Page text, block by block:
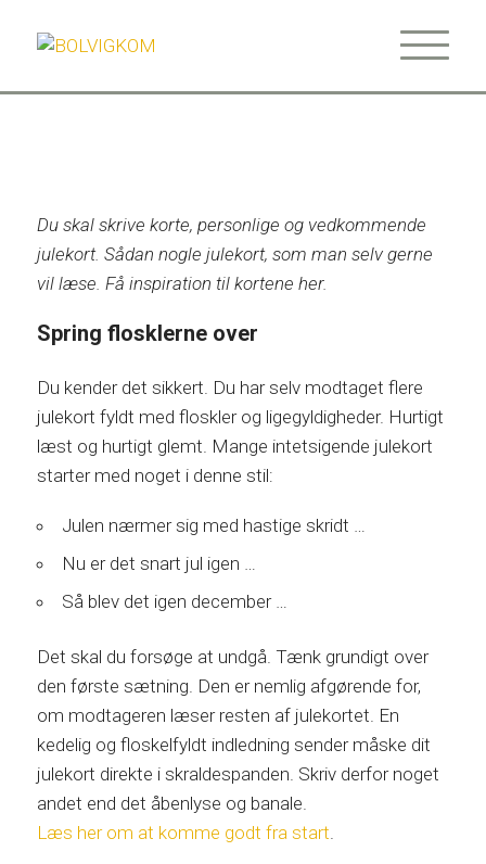
Du skal skrive korte, personlige og vedkommende
julekort. Sådan nogle julekort, som man selv gerne
vil læse. Få inspiration til kortene her.
Spring flosklerne over
Du kender det sikkert. Du har selv modtaget flere
julekort fyldt med floskler og ligegyldigheder. Hurtigt
læst og hurtigt glemt. Mange intetsigende julekort
starter med noget i denne stil:
Julen nærmer sig med hastige skridt …
Nu er det snart jul igen …
Så blev det igen december …
Det skal du forsøge at undgå. Tænk grundigt over
den første sætning. Den er nemlig afgørende for,
om modtageren læser resten af julekortet. En
kedelig og floskelfyldt indledning sender måske dit
julekort direkte i skraldespanden. Skriv derfor noget
andet end det åbenlyse og banale.
Læs her om at komme godt fra start.